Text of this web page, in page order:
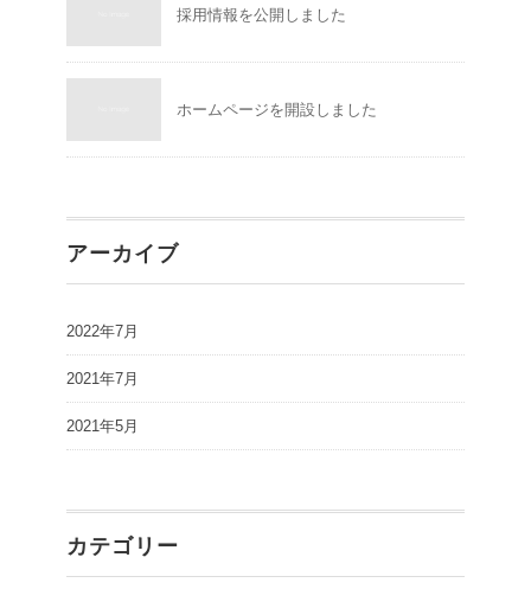
採用情報を公開しました
ホームページを開設しました
アーカイブ
2022年7月
2021年7月
2021年5月
カテゴリー